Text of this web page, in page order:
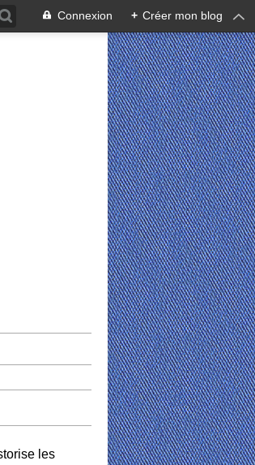
Connexion + Créer mon blog
les